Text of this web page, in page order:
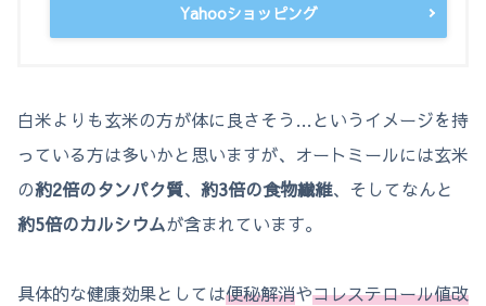
Yahooショッピング
白米よりも玄米の方が体に良さそう…というイメージを持
っている方は多いかと思いますが、オートミールには玄米
の約2倍のタンパク質、 約3倍の食物繊維、そしてなんと
約5倍のカルシウムが含まれています。
具体的な健康効果としては便秘解消やコレステロール値改